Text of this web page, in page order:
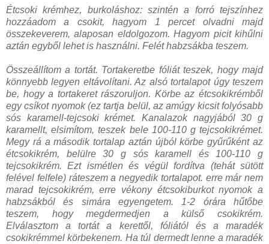
Étcsoki krémhez, burkoláshoz: szintén a forró tejszínhez
hozzáadom a csokit, hagyom 1 percet olvadni majd
összekeverem, alaposan eldolgozom. Hagyom picit kihűlni
aztán egyből lehet is használni. Felét habzsákba teszem.
Összeállítom a tortát. Tortakeretbe fóliát teszek, hogy majd
könnyebb legyen eltávolítani. Az alsó tortalapot úgy teszem
be, hogy a tortakeret rászoruljon. Körbe az étcsokikrémből
egy csíkot nyomok (ez tartja belül, az amúgy kicsit folyósabb
sós karamell-tejcsoki krémet. Kanalazok nagyjából 30 g
karamellt, elsimítom, teszek bele 100-110 g tejcsokikrémet.
Megy rá a második tortalap aztán újból körbe gyűrűként az
étcsokikrém, belülre 30 g sós karamell és 100-110 g
tejcsokikrém. Ezt ismétlen és végül fordítva (tehát sütött
felével felfele) ráteszem a negyedik tortalapot. erre már nem
marad tejcsokikrém, erre vékony étcsokiburkot nyomok a
habzsákból és simára egyengetem. 1-2 órára hűtőbe
teszem, hogy megdermedjen a külső csokikrém.
Elválasztom a tortát a kerettől, fóliától és a maradék
csokikrémmel körbekenem. Ha túl dermedt lenne a maradék